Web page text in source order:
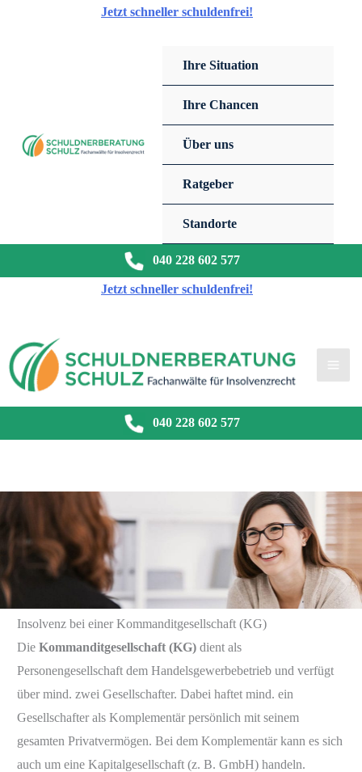
Jetzt schneller schuldenfrei!
Ihre Situation
Ihre Chancen
Über uns
Ratgeber
Standorte
040 228 602 577
Jetzt schneller schuldenfrei!
040 228 602 577
Insolvenz bei einer Kommanditgesellschaft (KG)
Die Kommanditgesellschaft (KG) dient als
Personengesellschaft dem Handelsgewerbebetrieb und verfügt
über mind. zwei Gesellschafter. Dabei haftet mind. ein
Gesellschafter als Komplementär persönlich mit seinem
gesamten Privatvermögen. Bei dem Komplementär kann es sich
auch um eine Kapitalgesellschaft (z. B. GmbH) handeln.